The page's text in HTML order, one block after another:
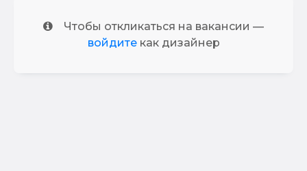
Чтобы откликаться на вакансии —
войдитекак дизайнер